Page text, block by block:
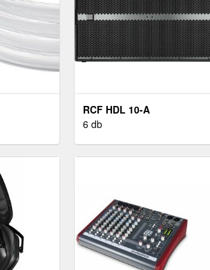
RCF HDL 10-A
6 db